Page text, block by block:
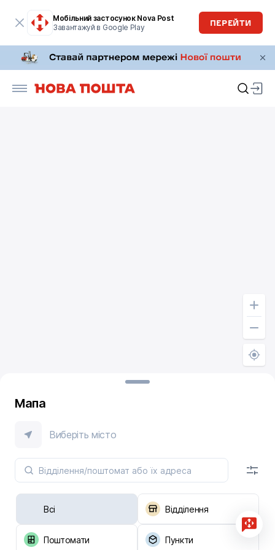
Мобільний застосунок Nova Post
Завантажуй в Google Play
ПЕРЕЙТИ
Мапа
Виберіть місто
Всі Відділення
Поштомати Пункти